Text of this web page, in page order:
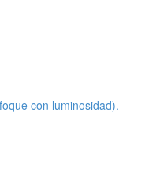
con luminosidad).